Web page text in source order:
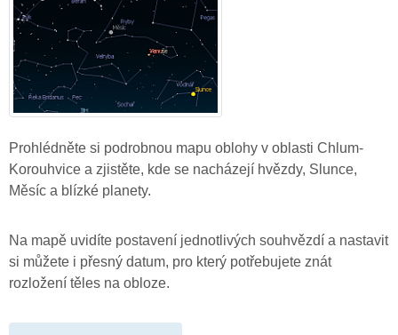
Prohlédněte si podrobnou mapu oblohy v oblasti Chlum-
Korouhvice a zjistěte, kde se nacházejí hvězdy, Slunce,
Měsíc a blízké planety.
Na mapě uvidíte postavení jednotlivých souhvězdí a nastavit
si můžete i přesný datum, pro který potřebujete znát
rozložení těles na obloze.